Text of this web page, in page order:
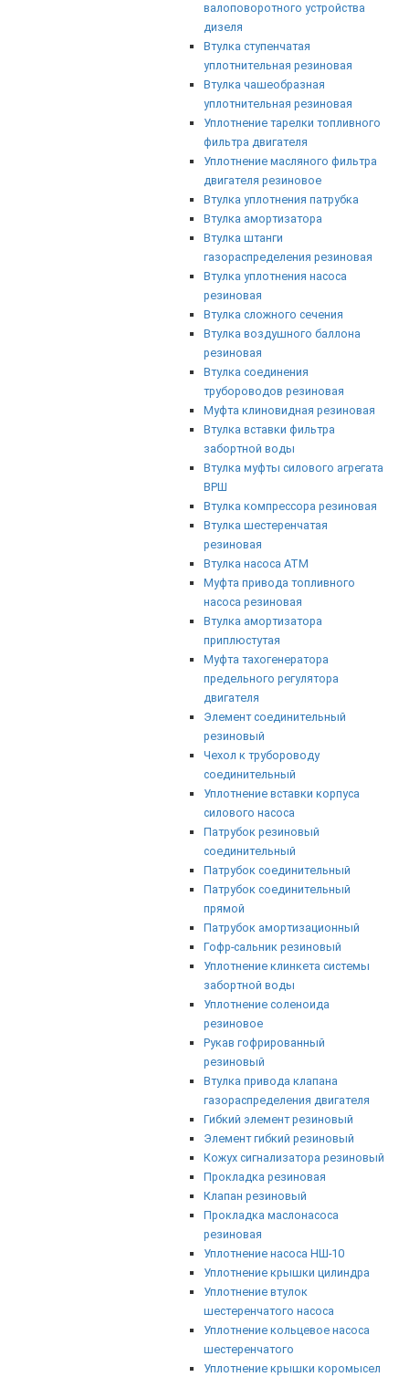
валоповоротного устройства
дизеля
Втулка ступенчатая
уплотнительная резиновая
Втулка чашеобразная
уплотнительная резиновая
Уплотнение тарелки топливного
фильтра двигателя
Уплотнение масляного фильтра
двигателя резиновое
Втулка уплотнения патрубка
Втулка амортизатора
Втулка штанги
газораспределения резиновая
Втулка уплотнения насоса
резиновая
Втулка сложного сечения
Втулка воздушного баллона
резиновая
Втулка соединения
трубороводов резиновая
Муфта клиновидная резиновая
Втулка вставки фильтра
забортной воды
Втулка муфты силового агрегата
ВРШ
Втулка компрессора резиновая
Втулка шестеренчатая
резиновая
Втулка насоса АТМ
Муфта привода топливного
насоса резиновая
Втулка амортизатора
приплюстутая
Муфта тахогенератора
предельного регулятора
двигателя
Элемент соединительный
резиновый
Чехол к трубороводу
соединительный
Уплотнение вставки корпуса
силового насоса
Патрубок резиновый
соединительный
Патрубок соединительный
Патрубок соединительный
прямой
Патрубок амортизационный
Гофр-сальник резиновый
Уплотнение клинкета системы
забортной воды
Уплотнение соленоида
резиновое
Рукав гофрированный
резиновый
Втулка привода клапана
газораспределения двигателя
Гибкий элемент резиновый
Элемент гибкий резиновый
Кожух сигнализатора резиновый
Прокладка резиновая
Клапан резиновый
Прокладка маслонасоса
резиновая
Уплотнение насоса НШ-10
Уплотнение крышки цилиндра
Уплотнение втулок
шестеренчатого насоса
Уплотнение кольцевое насоса
шестеренчатого
Уплотнение крышки коромысел